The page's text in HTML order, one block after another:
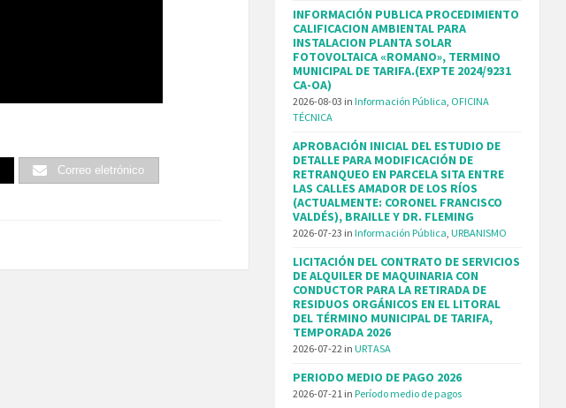
Correo eletrónico
INFORMACIÓN PUBLICA PROCEDIMIENTO
CALIFICACION AMBIENTAL PARA
INSTALACION PLANTA SOLAR
FOTOVOLTAICA «ROMANO», TERMINO
MUNICIPAL DE TARIFA.(EXPTE 2024/9231
CA-OA)
2026-08-03 inInformación Pública OFICINA
TÉCNICA
APROBACIÓN INICIAL DEL ESTUDIO DE
DETALLE PARA MODIFICACIÓN DE
RETRANQUEO EN PARCELA SITA ENTRE
LAS CALLES AMADOR DE LOS RÍOS
(ACTUALMENTE: CORONEL FRANCISCO
VALDÉS), BRAILLE Y DR. FLEMING
2026-07-23 inInformación Pública ,URBANISMO
LICITACIÓN DEL CONTRATO DE SERVICIOS
DE ALQUILER DE MAQUINARIA CON
CONDUCTOR PARA LA RETIRADA DE
RESIDUOS ORGÁNICOS EN EL LITORAL
DEL TÉRMINO MUNICIPAL DE TARIFA,
TEMPORADA 2026
2026-07-22 inURTASA
PERIODO MEDIO DE PAGO 2026
2026-07-21 inPeríodo medio de pagos